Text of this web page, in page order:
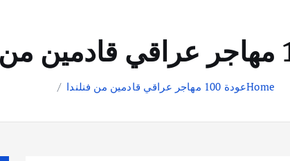
Homeعودة 100 مهاجر عراقي قادمين من فنلندا